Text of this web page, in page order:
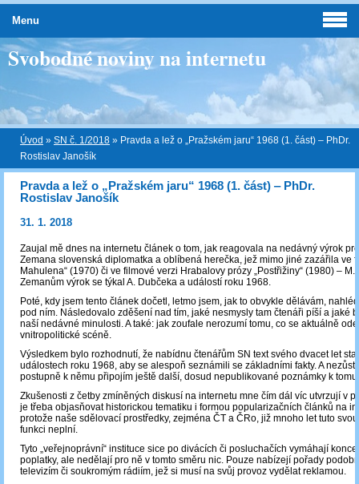
Svobodné noviny na internetu
Úvod » SN č. 1/2018 » Pravda a lež o „Pražském jaru“ 1968 (1. část) ‒ PhDr.
Rostislav Janošík
Pravda a lež o „Pražském jaru“ 1968 (1. část) ‒ PhDr.
Rostislav Janošík
31. 1. 2018
Zaujal mě dnes na internetu článek o tom, jak reagovala na nedávný výrok
Zemana slovenská diplomatka a oblíbená herečka, jež mimo jiné zazářila ve
Mahulena“ (1970) či ve filmové verzi Hrabalovy prózy „Postřižiny“ (1980) – M.
Zemanům výrok se týkal A. Dubčeka a událostí roku 1968.
Poté, kdy jsem tento článek dočetl, letmo jsem, jak to obvykle dělávám,
pod ním. Následovalo zděšení nad tím, jaké nesmysly tam čtenáři píší a jaké
naší nedávné minulosti. A také: jak zoufale nerozumí tomu, co se aktuálně
vnitropolitické scéně.
Výsledkem bylo rozhodnutí, že nabídnu čtenářům SN text svého dvacet let
událostech roku 1968, aby se alespoň seznámili se základními fakty. A
postupně k němu připojím ještě další, dosud nepublikované poznámky k
Zkušenosti z četby zmíněných diskusí na internetu mne čím dál víc utvrzují v
je třeba objasňovat historickou tematiku i formou popularizačních článků na
protože naše sdělovací prostředky, zejména ČT a ČRo, již mnoho let tuto
funkci neplní.
Tyto „veřejnoprávní“ instituce sice po divácích či posluchačích vymáhají
poplatky, ale nedělají pro ně v tomto směru nic. Pouze nabízejí pořady
televizím či soukromým rádiím, jež si musí na svůj provoz vydělat reklamou.
Menu